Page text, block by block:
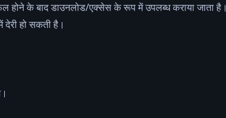
होने के बाद डाउनलोड/एक्सेस के रूप में उपलब्ध कराया जाता है।
देरी हो सकती है।